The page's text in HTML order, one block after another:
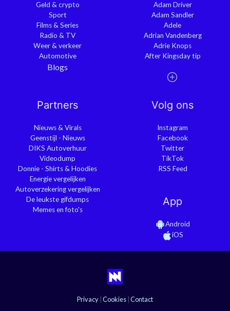
Geld & crypto
Sport
Films & Series
Radio & TV
Weer & verkeer
Automotive
Blogs
Adam Driver
Adam Sandler
Adele
Adrian Vandenberg
Adrie Knops
After Kingsday tip
Partners
Nieuws & Virals
Geenstijl - Nieuws
DIKS Autoverhuur
Videodump
Donnie - Shirts & Hoodies
Energie vergelijken
Autoverzekering vergelijken
De leukste gifdumps
Memes en foto's
Volg ons
Instagram
Facebook
Twitter
TikTok
RSS Feed
App
Android
iOS
Privacy Cookies Contact